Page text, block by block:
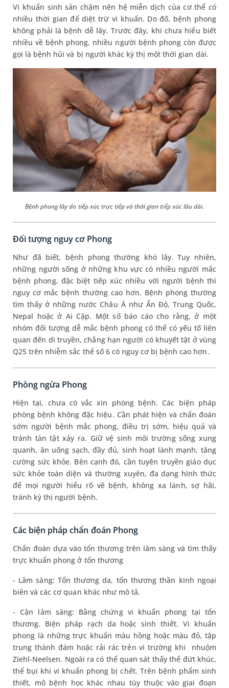
Vi khuẩn sinh sản chậm nên hệ miễn dịch của cơ thể có
nhiều thời gian để diệt trừ vi khuẩn. Do đố, bệnh phong
không phải là bệnh dễ lây. Trước đây, khi chưa hiểu biết
nhiều về bệnh phong, nhiều người bệnh phong còn được
gọi là bệnh hủi và bị người khác kỳ thị một thời gian dài.
Bệnh phong lây do tiếp xúc trực tiếp và thời gian tiếp xúc lâu dài.
Đối tượng nguy cơ Phong
Như đã biết, bệnh phong thường khó lây. Tuy nhiên,
những người sống ở những khu vực có nhiều người mắc
bệnh phong, đặc biệt tiếp xúc nhiều với người bệnh thì
nguy cơ mắc bệnh thường cao hơn. Bệnh phong thường
tìm thấy ở những nước Châu Á như Ấn Độ, Trung Quốc,
Nepal hoặc ở Ai Cập. Một số báo cáo cho rằng, ở một
nhóm đối tượng dễ mắc bệnh phong có thể có yếu tố liên
quan đến di truyền, chẳng hạn người có khuyết tật ở vùng
Q25 trên nhiễm sắc thể số 6 có nguy cơ bị bệnh cao hơn.
Phòng ngừa Phong
Hiện tại, chưa có vắc xin phòng bệnh. Các biện pháp
phòng bệnh không đặc hiệu. Cần phát hiện và chẩn đoán
sớm người bệnh mắc phong, điều trị sớm, hiệu quả và
tránh tàn tật xảy ra. Giữ vệ sinh môi trường sống xung
quanh, ăn uống sạch, đầy đủ, sinh hoạt lành mạnh, tăng
cường sức khỏe. Bên cạnh đó, cần tuyên truyền giáo dục
sức khỏe toàn diện và thường xuyên, đa dạng hình thức
để mọi người hiểu rõ về bệnh, không xa lánh, sợ hãi,
tránh kỳ thị người bệnh.
Các biện pháp chẩn đoán Phong
Chẩn đoán dựa vào tổn thương trên lâm sàng và tìm thấy
trực khuẩn phong ở tổn thương
- Lâm sàng: Tổn thương da, tổn thương thần kinh ngoại
biên và các cơ quan khác như mô tả.
- Cận lâm sàng: Bằng chứng vi khuẩn phong tại tổn
thương. Biện pháp rạch da hoặc sinh thiết. Vi khuẩn
phong là những trực khuẩn màu hồng hoặc màu đỏ, tập
trung thành đám hoặc rải rác trên vi trường khi nhuộm
Ziehl-Neelsen. Ngoài ra có thể quan sát thấy thể đứt khúc,
thể bụi khi vi khuẩn phong bị chết. Trên bệnh phẩm sinh
thiết, mô bệnh học khác nhau tùy thuộc vào giai đoạn